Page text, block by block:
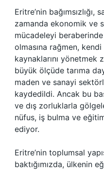
Eritre’nin bağımsızlığı,
zamanda ekonomik ve
mücadeleyi
olmasına rağmen,
kaynaklarını yönetmek
büyük ölçüde tarıma
maden ve sanayi
kaydedildi. Ancak bu
ve dış zorluklarla
nüfus, iş bulma ve
ediyor.
Eritre’nin toplumsal
baktığımızda, ülkenin